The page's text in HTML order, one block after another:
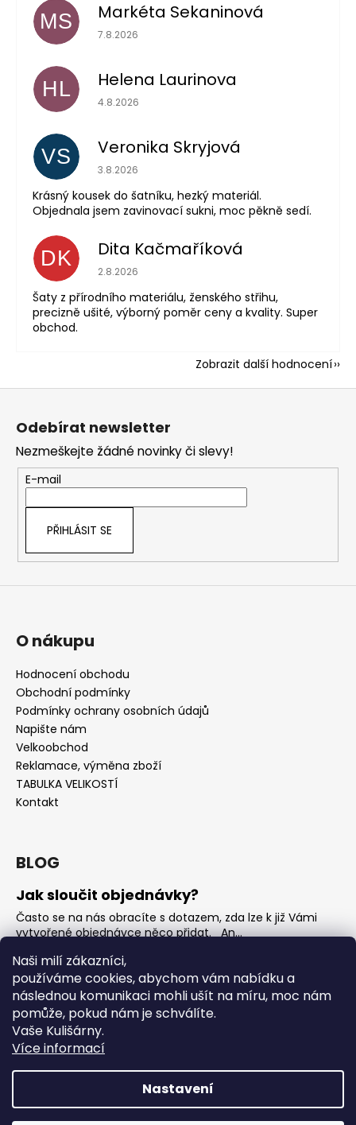
Naši milí zákazníci,
používáme cookies, abychom vám nabídku a
následnou komunikaci mohli ušít na míru, moc nám
pomůže, pokud nám je schválíte.
Vaše Kulišárny.
Více informací
Nastavení
MS Markéta Sekaninová
Hodnocení obchodu je 5 z 5 hvězdiček.
7.8.2026
HL Helena Laurinova
Hodnocení obchodu je 5 z 5 hvězdiček.
4.8.2026
VS Veronika Skryjová
Hodnocení obchodu je 5 z 5 hvězdiček.
3.8.2026
Krásný kousek do šatníku, hezký materiál.
Objednala jsem zavinovací sukni, moc pěkně sedí.
DK Dita Kačmaříková
Hodnocení obchodu je 5 z 5 hvězdiček.
2.8.2026
Šaty z přírodního materiálu, ženského střihu,
precizně ušité, výborný poměr ceny a kvality. Super
obchod.
Zobrazit další hodnocení
Z
Odebírat newsletter
Nezmeškejte žádné novinky či slevy!
E-mail
PŘIHLÁSIT SE
O nákupu
Hodnocení obchodu
Obchodní podmínky
Podmínky ochrany osobních údajů
Napište nám
Velkoobchod
Reklamace, výměna zboží
TABULKA VELIKOSTÍ
Kontakt
BLOG
Jak sloučit objednávky?
Často se na nás obracíte s dotazem, zda lze k již Vámi
vytvořené objednávce něco přidat. An...
Jak vybrat rostoucí overal na jaro?
Nejčastější otázka, kterou od Vás teď dostáváme je, jak
vybrat rostoucí overal na nadcházející jarní...
OVERALY jaké jsou mezi nimi rozdíly
Overaly jsou velmi oblíbeným kouskem. Snadno se
oblékají, nevykasávají se a přebalování je hračka. ...